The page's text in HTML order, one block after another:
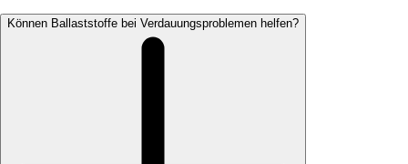
Können Ballaststoffe bei Verdauungsproblemen helfen?